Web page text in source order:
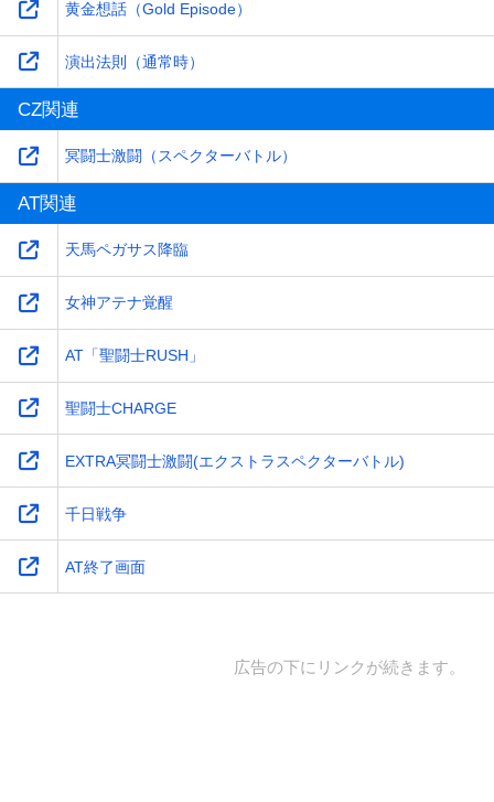
黄金想話（Gold Episode）
演出法則（通常時）
CZ関連
冥闘士激闘（スペクターバトル）
AT関連
天馬ペガサス降臨
女神アテナ覚醒
AT「聖闘士RUSH」
聖闘士CHARGE
EXTRA冥闘士激闘(エクストラスペクターバトル)
千日戦争
AT終了画面
広告の下にリンクが続きます。